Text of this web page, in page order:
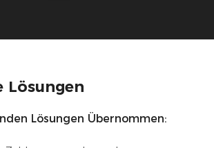
Lösungen
Lösungen Übernommen: